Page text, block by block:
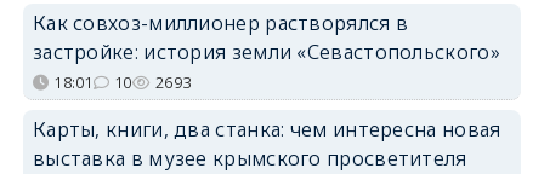
Как совхоз-миллионер растворялся в
застройке: история земли «Севастопольского»
18:01 10 2693
Карты, книги, два станка: чем интересна новая
выставка в музее крымского просветителя